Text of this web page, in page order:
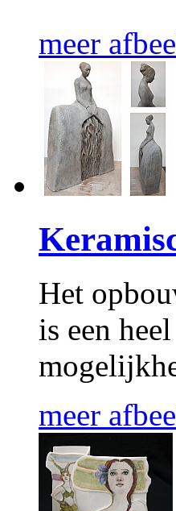
meer
Het
is een
meer